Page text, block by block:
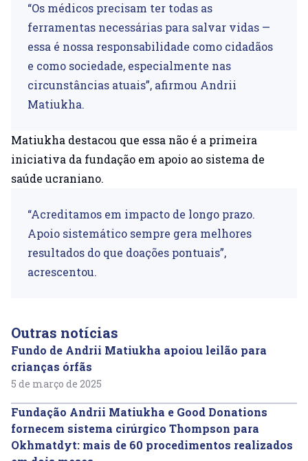
“Os médicos precisam ter todas as
ferramentas necessárias para salvar vidas —
essa é nossa responsabilidade como cidadãos
e como sociedade, especialmente nas
circunstâncias atuais”, afirmou Andrii
Matiukha.
Matiukha destacou que essa não é a primeira
iniciativa da fundação em apoio ao sistema de
saúde ucraniano.
“Acreditamos em impacto de longo prazo.
Apoio sistemático sempre gera melhores
resultados do que doações pontuais”,
acrescentou.
Outras notícias
Fundo de Andrii Matiukha apoiou leilão para
crianças órfãs
5 de março de 2025
Fundação Andrii Matiukha e Good Donations
fornecem sistema cirúrgico Thompson para
Okhmatdyt: mais de 60 procedimentos realizados